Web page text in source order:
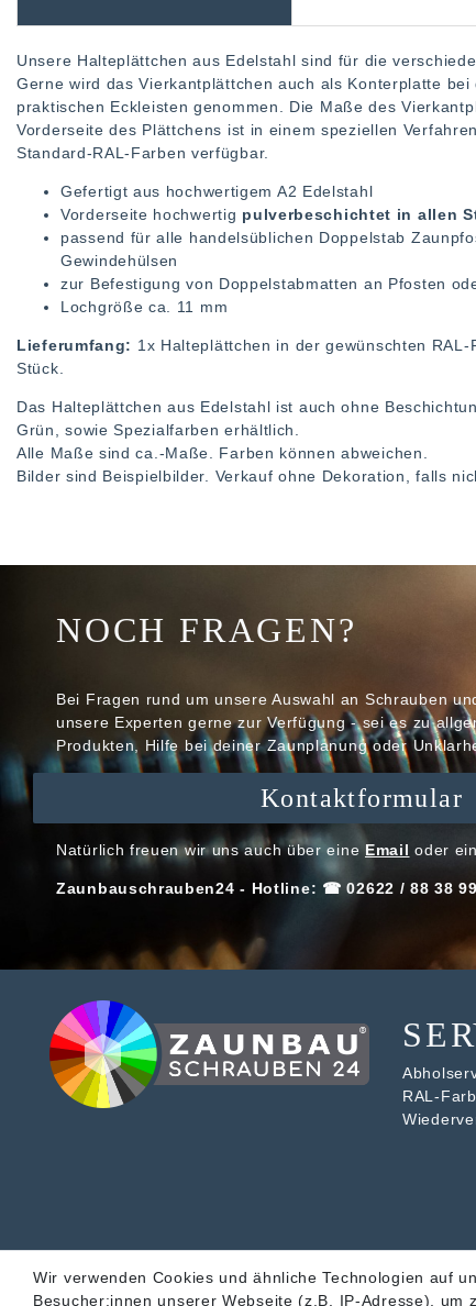
Unsere Halteplättchen aus Edelstahl sind für die
Gerne wird das Vierkantplättchen auch als Konterplatte
praktischen Eckleisten genommen. Die Maße des
Vorderseite des Plättchens ist in einem speziellen
Standard-RAL-Farben verfügbar.
Gefertigt aus hochwertigem A2 Edelstahl
Vorderseite hochwertig pulverbeschichtet in allen
passend für alle handelsüblichen Doppelstab
Gewindehülsen
zur Befestigung von Doppelstabmatten an Pfosten
Lochgröße ca. 11 mm
Lieferumfang: 1x Halteplättchen in der gewünschten
Stück.
Das Halteplättchen aus Edelstahl ist auch ohne
Grün, sowie Spezialfarben erhältlich.
Alle Maße sind ca.-Maße. Farben können abweichen.
Bilder sind Beispielbilder. Verkauf ohne Dekoration, falls
NOCH FRAGEN?
Bei Fragen rund um unsere Auswahl an Schrauben
unsere Experten gerne zur Verfügung - sei es zu
Produkten, Hilfe bei deiner Zaunplanung oder
Kontaktformular
Natürlich freuen wir uns auch über eine Email oder
Zaunbauschrauben24 - Hotline: ☎ 02622 / 88 38
RAL-
Wir verwenden Cookies und ähnliche Technologien auf
Besucher:innen unserer Webseite (z.B. IP-Adresse),